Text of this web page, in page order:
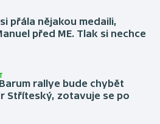
přála nějakou medaili,
před ME. Tlak si nechce
rallye bude chybět
Stříteský, zotavuje se po